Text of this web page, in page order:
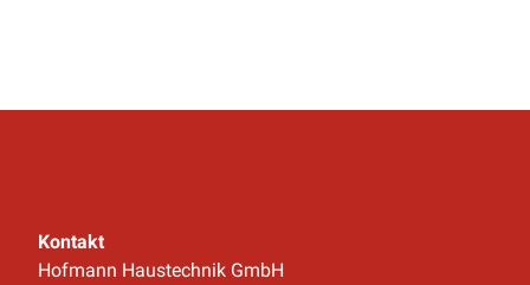
Kontakt
Hofmann Haustechnik GmbH